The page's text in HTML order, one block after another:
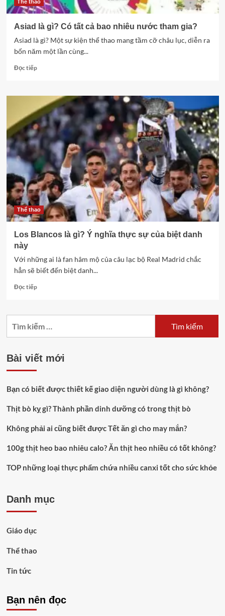
Thể thao
Asiad là gì? Có tất cả bao nhiêu nước tham gia?
Asiad là gì? Một sự kiện thể thao mang tầm cỡ châu lục, diễn ra
bốn năm một lần cùng...
Đọc tiếpRead
Asiad
gì?
Có
tất
cả
bao
nhiêu
nước
tham
gia?
Thể thao
Los Blancos là gì? Ý nghĩa thực sự của biệt danh
này
Với những ai là fan hâm mộ của câu lạc bộ Real Madrid chắc
hẳn sẽ biết đến biệt danh...
Đọc tiếpRead
Los
Blancos
Ý
nghĩa
thực
của
danh
Bài viết mới
Bạn có biết được thiết kế giao diện người dùng là gì không?
Thịt bò kỵ gì? Thành phần dinh dưỡng có trong thịt bò
Không phải ai cũng biết được Tết ăn gì cho may mắn?
100g thịt heo bao nhiêu calo? Ăn thịt heo nhiều có tốt không?
TOP những loại thực phẩm chứa nhiều canxi tốt cho sức khỏe
Danh mục
Giáo dục
Thể thao
Tin tức
Bạn nên đọc